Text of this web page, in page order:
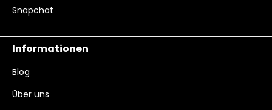
Snapchat
Informationen
Blog
Über uns